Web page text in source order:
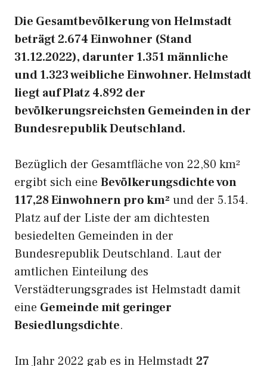
Die Gesamtbevölkerung von Helmstadt
beträgt 2.674 Einwohner (Stand
31.12.2022), darunter 1.351 männliche
und 1.323 weibliche Einwohner. Helmstadt
liegt auf Platz 4.892 der
bevölkerungsreichsten Gemeinden in der
Bundesrepublik Deutschland.
Bezüglich der Gesamtfläche von 22,80 km²
ergibt sich eine Bevölkerungsdichte von
117,28 Einwohnern pro km² und der 5.154.
Platz auf der Liste der am dichtesten
besiedelten Gemeinden in der
Bundesrepublik Deutschland. Laut der
amtlichen Einteilung des
Verstädterungsgrades ist Helmstadt damit
eine Gemeinde mit geringer
Besiedlungsdichte.
Im Jahr 2022 gab es in Helmstadt 27